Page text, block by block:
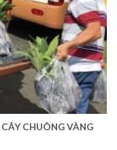
CHUÔNG VÀNG